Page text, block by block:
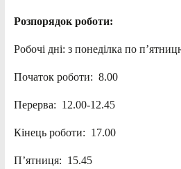
Розпорядок роботи:
Робочі дні: з понеділка по
Початок роботи: 8.00
Перерва: 12.00-12.45
Кінець роботи: 17.00
П’ятниця: 15.45